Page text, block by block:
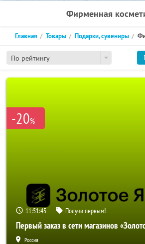
Фирменная
По рейтингу
Главная Товары Подарки, сувениры
-20%
11:51:44 Получи первым!
Первый заказ в сети магазинов
Россия